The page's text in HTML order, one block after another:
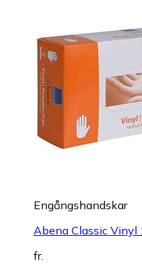
Engångshandskar
Abena Classic Vinyl
fr.